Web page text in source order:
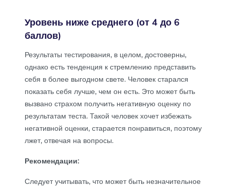
Уровень ниже среднего (от 4 до 6
баллов)
Результаты тестирования, в целом, достоверны,
однако есть тенденция к стремлению представить
себя в более выгодном свете. Человек старался
показать себя лучше, чем он есть. Это может быть
вызвано страхом получить негативную оценку по
результатам теста. Такой человек хочет избежать
негативной оценки, старается понравиться, поэтому
лжет, отвечая на вопросы.
Рекомендации:
Следует учитывать, что может быть незначительное